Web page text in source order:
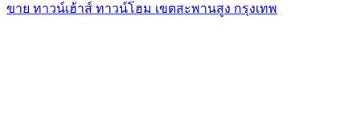
ขาย ทาวน์เฮ้าส์ ทาวน์โฮม เขตสะพานสูง กรุงเทพ